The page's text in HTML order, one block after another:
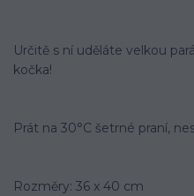
Určitě s ní uděláte velkou
kočka!
Prát na 30°C šetrné praní,
Rozměry: 36 x 40 cm